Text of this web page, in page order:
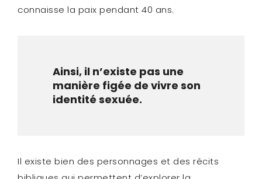
connaisse la paix pendant 40 ans.
Ainsi, il n’existe pas une
manière figée de vivre son
identité sexuée.
Il existe bien des personnages et des récits